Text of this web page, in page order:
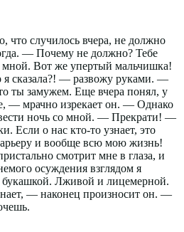
случилось вчера, не должно
— Почему не должно? Тебе
Вот же упертый мальчишка!
сказала?! — развожу руками. —
ты замужем. Еще вчера понял, у
— мрачно изрекает он. — Однако
ночь со мной. — Прекрати! —
Если о нас кто-то узнает, это
и вообще всю мою жизнь!
смотрит мне в глаза, и
осуждения взглядом я
Лживой и лицемерной.
— наконец произносит он. —